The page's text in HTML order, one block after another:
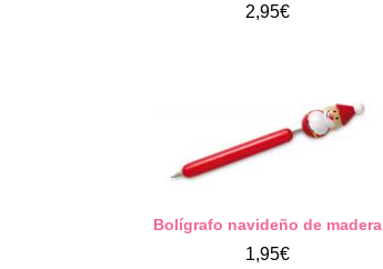
2,95€
Bolígrafo navideño de madera
1,95€